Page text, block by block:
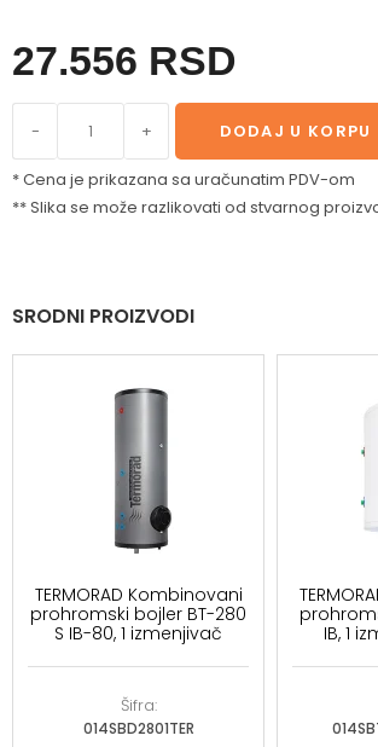
27.556 RSD
- + DODAJ U KORPU
* Cena je prikazana sa uračunatim PDV-om
** Slika se može razlikovati od stvarnog
SRODNI PROIZVODI
TERMORAD Kombinovani
prohromski bojler BT-280
S IB-80, 1 izmenjivač
Šifra:
014SBD2801TER
IB, 1